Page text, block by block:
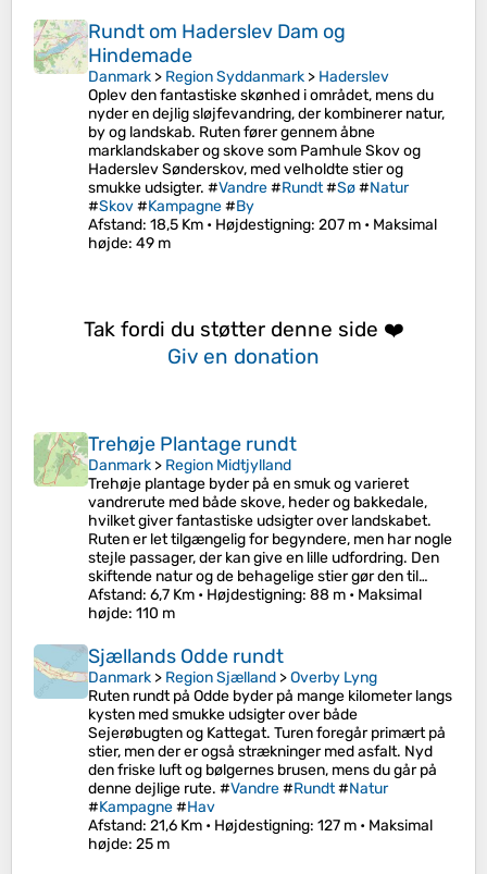
Rundt om Haderslev Dam og
Hindemade
Danmark > Region Syddanmark > Haderslev
Oplev den fantastiske skønhed i området, mens du
nyder en dejlig sløjfevandring, der kombinerer natur,
by og landskab. Ruten fører gennem åbne
marklandskaber og skove som Pamhule Skov og
Haderslev Sønderskov, med velholdte stier og
smukke udsigter. #Vandre#Rundt#Sø#Natur
#Skov#Kampagne#By
Afstand: 18,5 Km • Højdestigning: 207 m • Maksimal
højde: 49 m
Tak fordi du støtter denne side ❤️
Giv en donation
Trehøje Plantage rundt
Danmark > Region Midtjylland
Trehøje plantage byder på en smuk og varieret
vandrerute med både skove, heder og bakkedale,
hvilket giver fantastiske udsigter over landskabet.
Ruten er let tilgængelig for begyndere, men har nogle
stejle passager, der kan give en lille udfordring. Den
skiftende natur og de behagelige stier gør den til…
Afstand: 6,7 Km • Højdestigning: 88 m • Maksimal
højde: 110 m
Sjællands Odde rundt
Danmark > Region Sjælland >Overby Lyng
Ruten rundt på Odde byder på mange kilometer langs
kysten med smukke udsigter over både
Sejerøbugten og Kattegat. Turen foregår primært på
stier, men der er også strækninger med asfalt. Nyd
den friske luft og bølgernes brusen, mens du går på
denne dejlige rute. #Vandre#Rundt#Natur
#Kampagne#Hav
Afstand: 21,6 Km • Højdestigning: 127 m • Maksimal
højde: 25 m